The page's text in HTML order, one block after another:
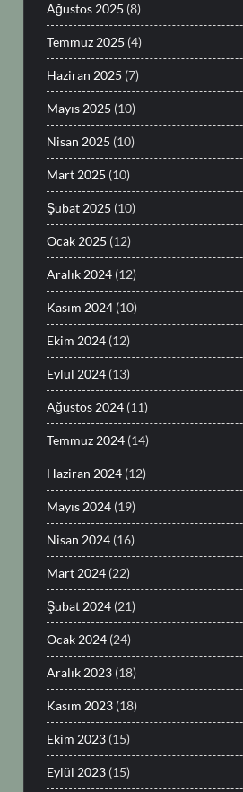
Ağustos 2025 (8)
Temmuz 2025 (4)
Haziran 2025 (7)
Mayıs 2025 (10)
Nisan 2025 (10)
Mart 2025 (10)
Şubat 2025 (10)
Ocak 2025 (12)
Aralık 2024 (12)
Kasım 2024 (10)
Ekim 2024 (12)
Eylül 2024 (13)
Ağustos 2024 (11)
Temmuz 2024 (14)
Haziran 2024 (12)
Mayıs 2024 (19)
Nisan 2024 (16)
Mart 2024 (22)
Şubat 2024 (21)
Ocak 2024 (24)
Aralık 2023 (18)
Kasım 2023 (18)
Ekim 2023 (15)
Eylül 2023 (15)